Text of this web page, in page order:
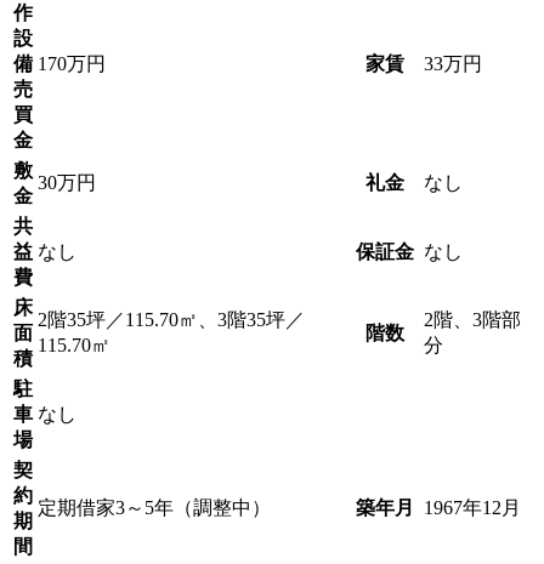
作
設
備
売
買
金
170万円 家賃 33万円
敷
金
30万円 礼金 なし
共
益
費
なし 保証金 なし
床
面
積
2階35坪／115.70㎡、3階35坪／
115.70㎡
階数
2階、3階部
分
駐
車
場
なし
契
約
期
間
定期借家3～5年（調整中） 築年月 1967年12月